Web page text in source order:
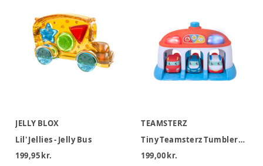
JELLY BLOX
Lil' Jellies - Jelly Bus
199,95 kr.
TEAMSTERZ
Tiny Teamsterz Tumblers Rescue HQ With 3 Cars
199,00 kr.